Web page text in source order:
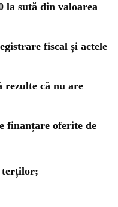
la sută din valoarea
fiscal și actele
rezulte că nu are
finanțare oferite de
terților;